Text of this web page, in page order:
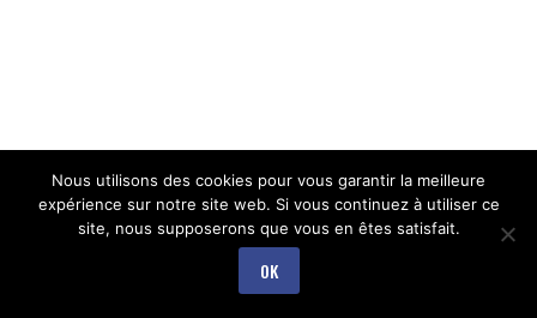
Nous utilisons des cookies pour vous garantir la meilleure
expérience sur notre site web. Si vous continuez à utiliser ce
site, nous supposerons que vous en êtes satisfait.
OK